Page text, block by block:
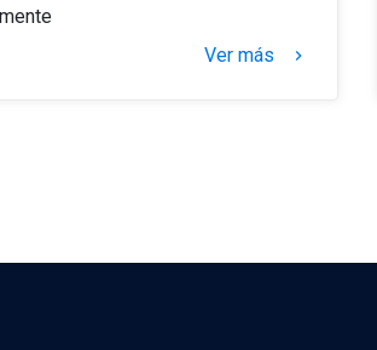
Ver más
keyboard_arrow_right